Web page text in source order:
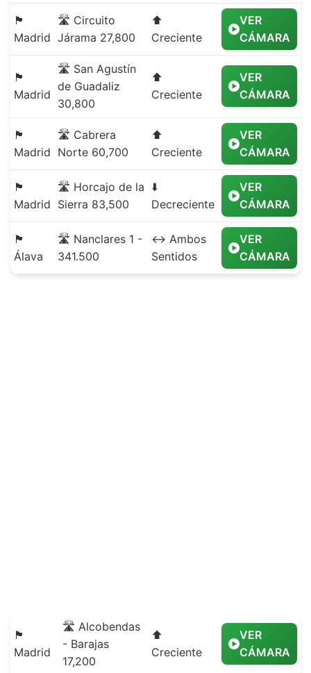
🏴
Madrid
🛣️ Circuito
Járama 27,800
⬆️
Creciente
VER
CÁMARA
🏴
Madrid
🛣️ San Agustín
de Guadaliz
30,800
⬆️
Creciente
VER
CÁMARA
🏴
Madrid
🛣️ Cabrera
Norte 60,700
⬆️
Creciente
VER
CÁMARA
🏴
Madrid
🛣️ Horcajo de la
Sierra 83,500
⬇️
Decreciente
VER
CÁMARA
🏴
Álava
🛣️ Nanclares 1 -
341.500
↔️ Ambos
Sentidos
VER
CÁMARA
🏴
Madrid
🛣️ Alcobendas
- Barajas
17,200
⬆️
Creciente
VER
CÁMARA